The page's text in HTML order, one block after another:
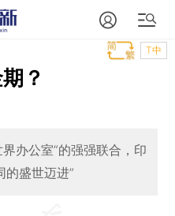
T中
？
办公室”的强强联合，印
的盛世迈进”